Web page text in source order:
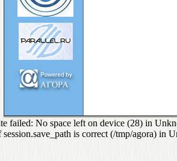
failed: No space left on device (28) in
session.save_path is correct (/tmp/agora) in